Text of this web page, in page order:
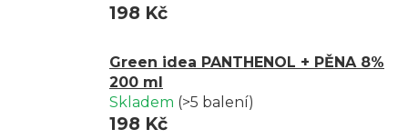
198 Kč
Green idea PANTHENOL + PĚNA 8%
200 ml
Skladem (>5 balení)
198 Kč